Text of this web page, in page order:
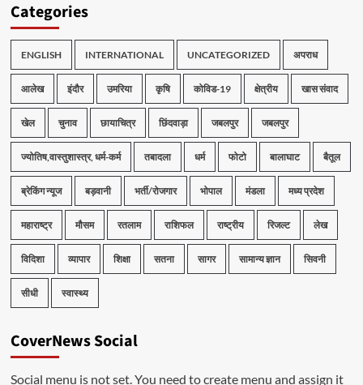
Categories
ENGLISH INTERNATIONAL UNCATEGORIZED अपराध
आलेख इंदौर उमरिया कृषि कोविड-19 क्षेत्रीय खास संवाद
खेल चुनाव छायाचित्र छिंदवाड़ा जबलपुर जबलपुर
ज्योतिष,वास्तुशास्त्र, धर्म-कर्म तबादला धर्म फोटो बालाघाट बैतूल
ब्रेकिंग न्यूज बड़वानी भर्ती/रोजगार भोपाल मंडला मध्य प्रदेश
महाराष्ट्र मौसम रतलाम राशिफल राष्ट्रीय रिजल्ट लेख
विदिशा व्यापार शिक्षा सतना सागर सामान्य ज्ञान सिवनी
सीधी स्वास्थ्य
CoverNews Social
Social menu is not set. You need to create menu and assign it